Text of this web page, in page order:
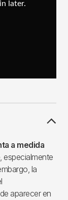
a medida
, especialmente
la
aparecer en